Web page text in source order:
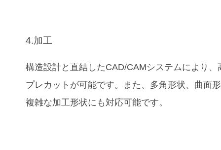
4.加工
構造設計と直結したCAD/CAMシステムにより、
プレカットが可能です。また、多角形状、曲面
複雑な加工形状にも対応可能です。